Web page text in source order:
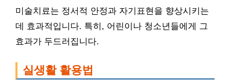
미술치료는 정서적 안정과 자기표현을 향상시키는
데 효과적입니다. 특히, 어린이나 청소년들에게 그
효과가 두드러집니다.
실생활 활용법